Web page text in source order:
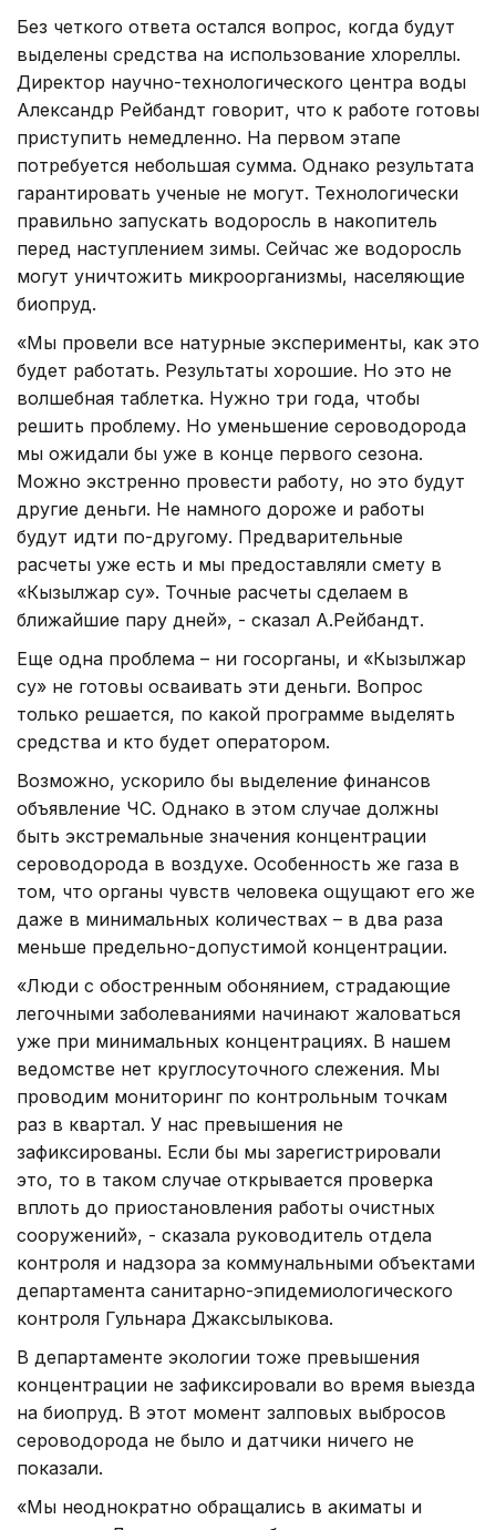
Без четкого ответа остался вопрос, когда будут
выделены средства на использование хлореллы.
Директор научно-технологического центра воды
Александр Рейбандт говорит, что к работе готовы
приступить немедленно. На первом этапе
потребуется небольшая сумма. Однако результата
гарантировать ученые не могут. Технологически
правильно запускать водоросль в накопитель
перед наступлением зимы. Сейчас же водоросль
могут уничтожить микроорганизмы, населяющие
биопруд.
«Мы провели все натурные эксперименты, как это
будет работать. Результаты хорошие. Но это не
волшебная таблетка. Нужно три года, чтобы
решить проблему. Но уменьшение сероводорода
мы ожидали бы уже в конце первого сезона.
Можно экстренно провести работу, но это будут
другие деньги. Не намного дороже и работы
будут идти по-другому. Предварительные
расчеты уже есть и мы предоставляли смету в
«Кызылжар су». Точные расчеты сделаем в
ближайшие пару дней», - сказал А.Рейбандт.
Еще одна проблема – ни госорганы, и «Кызылжар
су» не готовы осваивать эти деньги. Вопрос
только решается, по какой программе выделять
средства и кто будет оператором.
Возможно, ускорило бы выделение финансов
объявление ЧС. Однако в этом случае должны
быть экстремальные значения концентрации
сероводорода в воздухе. Особенность же газа в
том, что органы чувств человека ощущают его же
даже в минимальных количествах – в два раза
меньше предельно-допустимой концентрации.
«Люди с обостренным обонянием, страдающие
легочными заболеваниями начинают жаловаться
уже при минимальных концентрациях. В нашем
ведомстве нет круглосуточного слежения. Мы
проводим мониторинг по контрольным точкам
раз в квартал. У нас превышения не
зафиксированы. Если бы мы зарегистрировали
это, то в таком случае открывается проверка
вплоть до приостановления работы очистных
сооружений», - сказала руководитель отдела
контроля и надзора за коммунальными объектами
департамента санитарно-эпидемиологического
контроля Гульнара Джаксылыкова.
В департаменте экологии тоже превышения
концентрации не зафиксировали во время выезда
на биопруд. В этот момент залповых выбросов
сероводорода не было и датчики ничего не
показали.
«Мы неоднократно обращались в акиматы и